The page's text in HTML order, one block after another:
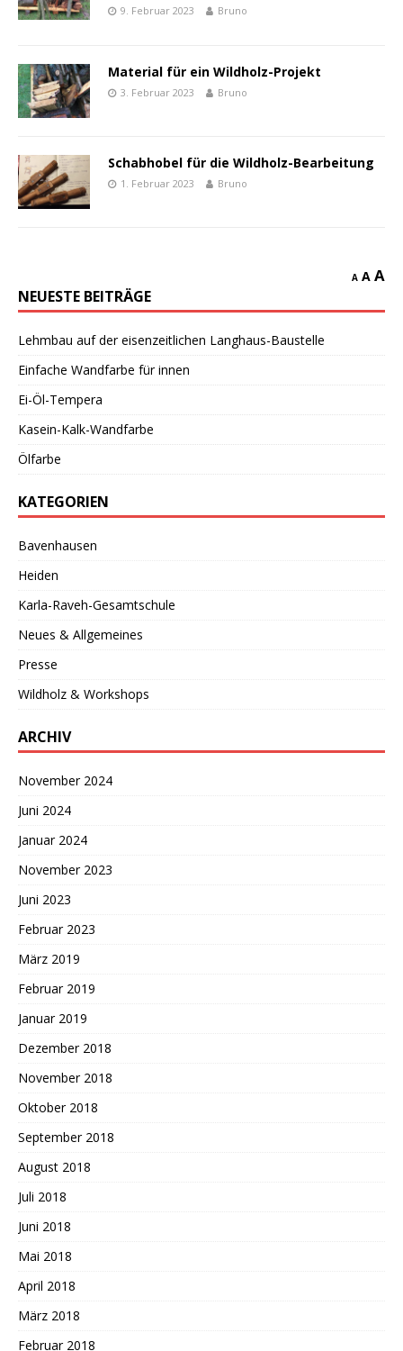
9. Februar 2023 Bruno
Material für ein Wildholz-Projekt
3. Februar 2023 Bruno
Schabhobel für die Wildholz-Bearbeitung
1. Februar 2023 Bruno
A A A
NEUESTE BEITRÄGE
Lehmbau auf der eisenzeitlichen Langhaus-Baustelle
Einfache Wandfarbe für innen
Ei-Öl-Tempera
Kasein-Kalk-Wandfarbe
Ölfarbe
KATEGORIEN
Bavenhausen
Heiden
Karla-Raveh-Gesamtschule
Neues & Allgemeines
Presse
Wildholz & Workshops
ARCHIV
November 2024
Juni 2024
Januar 2024
November 2023
Juni 2023
Februar 2023
März 2019
Februar 2019
Januar 2019
Dezember 2018
November 2018
Oktober 2018
September 2018
August 2018
Juli 2018
Juni 2018
Mai 2018
April 2018
März 2018
Februar 2018